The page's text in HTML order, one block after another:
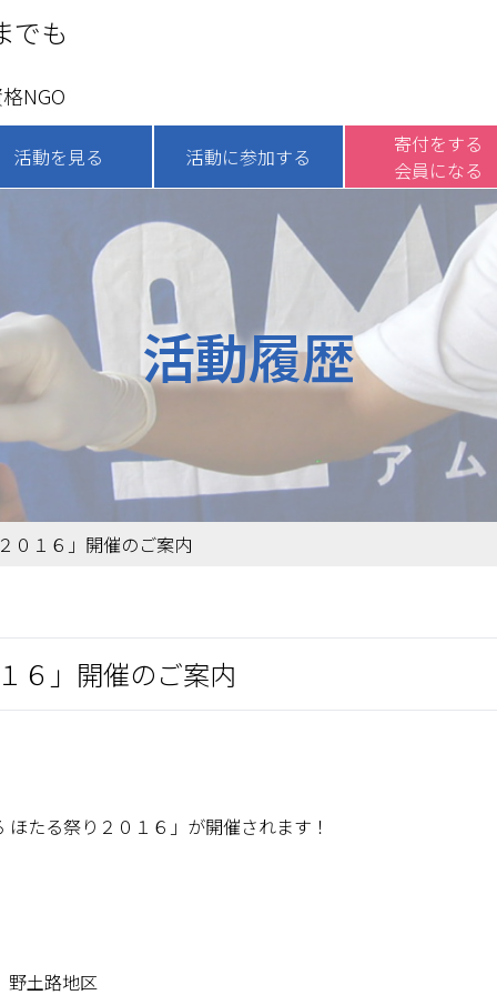
でも
NGO
活動を見る 活動に参加する
寄付をする
会員になる
活動履歴
０１６」開催のご案内
６」開催のご案内
たる祭り２０１６」が開催されます！
野土路地区